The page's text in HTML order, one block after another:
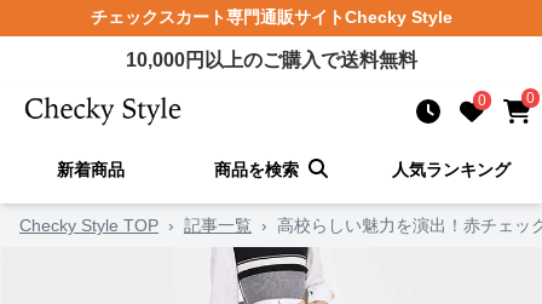
チェックスカート専門通販サイトChecky Style
10,000円以上のご購入で送料無料
0 0
新着商品 商品を検索 人気ランキング
Checky Style TOP › 記事一覧 › 高校らしい魅力を演出！赤チェッ